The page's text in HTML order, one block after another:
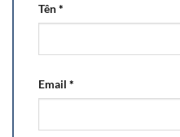
Tên*
Email *